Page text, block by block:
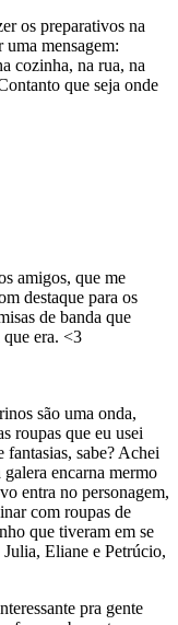
os preparativos na
mensagem:
cozinha, na rua, na
que seja onde
amigos, que me
destaque para os
de banda que
que era. <3
são uma onda,
roupas que eu usei
sabe? Achei
encarna mermo
entra no personagem,
com roupas de
que tiveram em se
Eliane e Petrúcio,
pra gente